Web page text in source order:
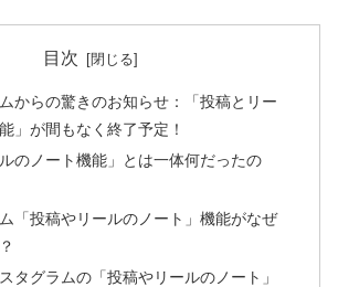
目次
からの驚きのお知らせ：「投稿とリー
」が間もなく終了予定！
ルのノート機能」とは一体何だったの
「投稿やリールのノート」機能がなぜ
タグラムの「投稿やリールのノート」